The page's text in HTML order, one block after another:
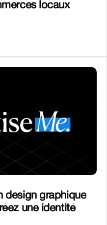
locaux
design graphique
une identité